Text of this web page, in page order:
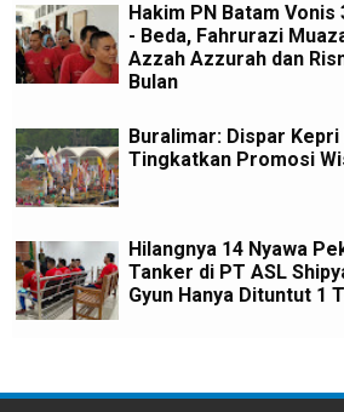
Hakim PN Batam
- Beda, Fahrurazi
Azzah Azzurah dan
Bulan
Buralimar: Dispar
Tingkatkan Promosi
Hilangnya 14 Nyawa
Tanker di PT ASL
Gyun Hanya Dituntut 1